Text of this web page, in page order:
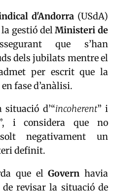
d'Andorra(USdA)
gestió delMinisteri de
que s’han
dels jubilats mentre el
per escrit que la
fase d’anàlisi.
d’“incoherent” i
i considera que no
negativament un
definit.
que elGovern havia
revisar la situació de